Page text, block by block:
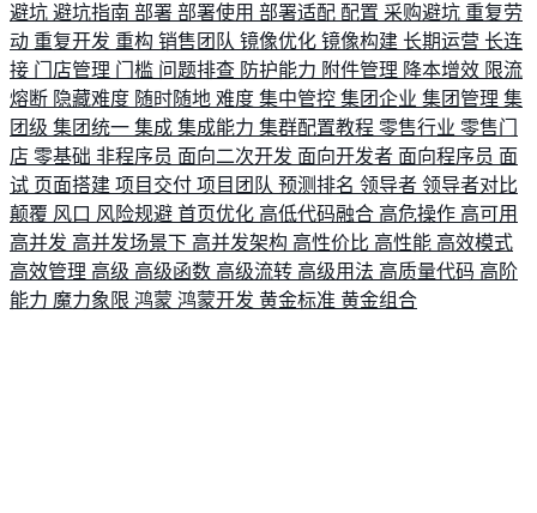
避坑 避坑指南 部署 部署使用 部署适配 配置 采购避坑 重复劳
动 重复开发 重构 销售团队 镜像优化 镜像构建 长期运营 长连
接 门店管理 门槛 问题排查 防护能力 附件管理 降本增效 限流
熔断 隐藏难度 随时随地 难度 集中管控 集团企业 集团管理 集
团级 集团统一 集成 集成能力 集群配置教程 零售行业 零售门
店 零基础 非程序员 面向二次开发 面向开发者 面向程序员 面
试 页面搭建 项目交付 项目团队 预测排名 领导者 领导者对比
颠覆 风口 风险规避 首页优化 高低代码融合 高危操作 高可用
高并发 高并发场景下 高并发架构 高性价比 高性能 高效模式
高效管理 高级 高级函数 高级流转 高级用法 高质量代码 高阶
能力 魔力象限 鸿蒙 鸿蒙开发 黄金标准 黄金组合